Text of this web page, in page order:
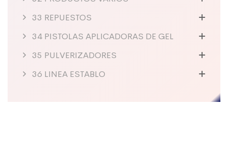
33 REPUESTOS
34 PISTOLAS APLICADORAS DE GEL
35 PULVERIZADORES
36 LINEA ESTABLO